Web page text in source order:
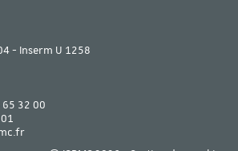
- Inserm U 1258
32 00